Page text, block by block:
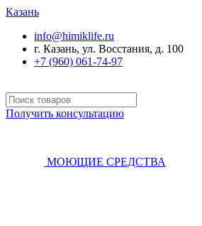
Казань
info@himiklife.ru
г. Казань, ул. Восстания, д. 100
+7 (960) 061-74-97
Получить консультацию
МОЮЩИЕ СРЕДСТВА